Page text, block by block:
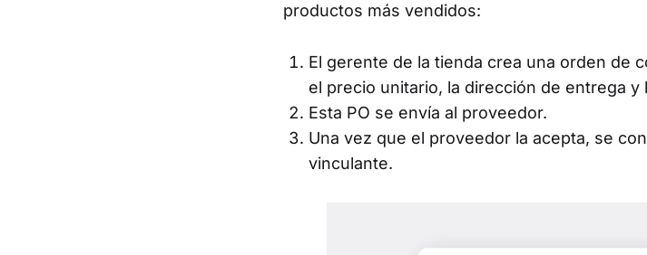
productos más vendidos:
El gerente de la tienda crea una orden de
el precio unitario, la dirección de entrega y
Esta PO se envía al proveedor.
Una vez que el proveedor la acepta, se
vinculante.